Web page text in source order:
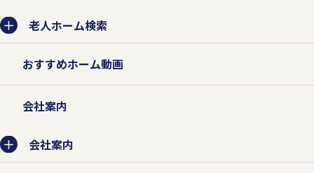
老人ホーム検索
おすすめホーム動画
会社案内
会社案内